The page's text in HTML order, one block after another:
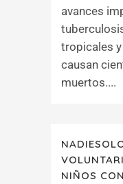
avances
tropicales
causan
muertos....
NIÑOS